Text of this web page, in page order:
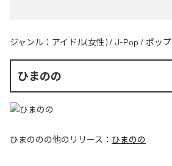
ジャンル： アイドル(女性) / J-Pop / ポップ
ひまのの
ひまののの他のリリース： ひまのの